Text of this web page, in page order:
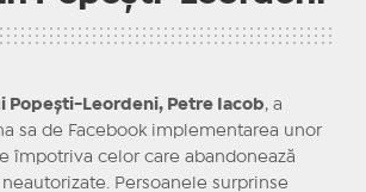
Popești-Leordeni, Petre Iacob, a
sa de Facebook implementarea unor
împotriva celor care abandonează
Persoanele surprinse